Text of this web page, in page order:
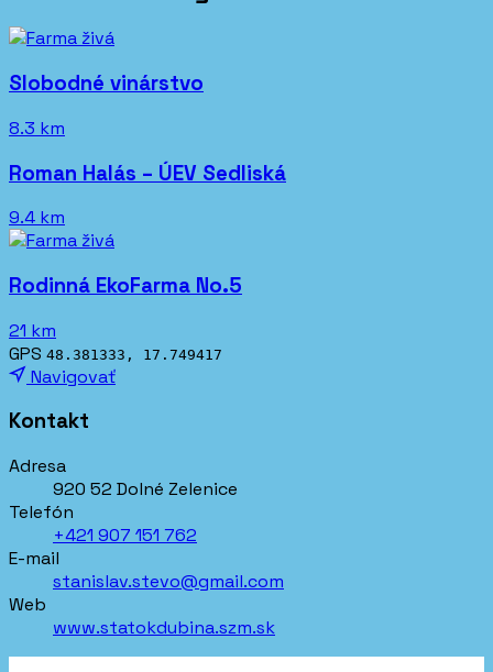
Slobodné vinárstvo
8.3 km
Roman Halás – ÚEV Sedliská
9.4 km
Rodinná EkoFarma No.5
21 km
GPS 48.381333, 17.749417
Navigovať
Kontakt
Adresa
920 52 Dolné Zelenice
Telefón
+421 907 151 762
E-mail
stanislav.stevo@gmail.com
Web
www.statokdubina.szm.sk